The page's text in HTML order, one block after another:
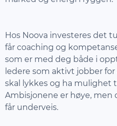
Hos Noova investeres det
får coaching og
som er med deg både i
ledere som aktivt jobber
skal lykkes og ha mulighet
Ambisjonene er høye,
får underveis.